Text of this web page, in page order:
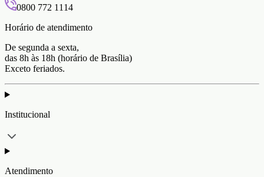
0800 772 1114
Horário de atendimento
De segunda a sexta,
das 8h às 18h (horário de Brasília)
Exceto feriados.
Institucional
Atendimento